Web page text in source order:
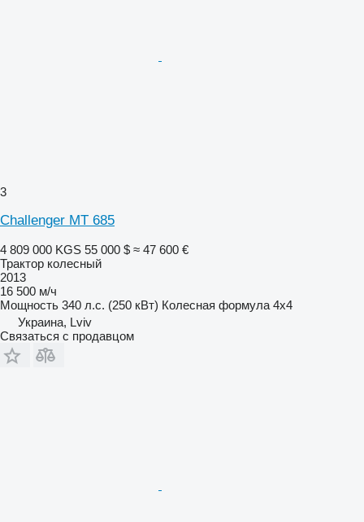
3
Challenger MT 685
4 809 000 KGS 55 000 $ ≈ 47 600 €
Трактор колесный
2013
16 500 м/ч
Мощность 340 л.с. (250 кВт) Колесная формула 4x4
Украина, Lviv
Связаться с продавцом